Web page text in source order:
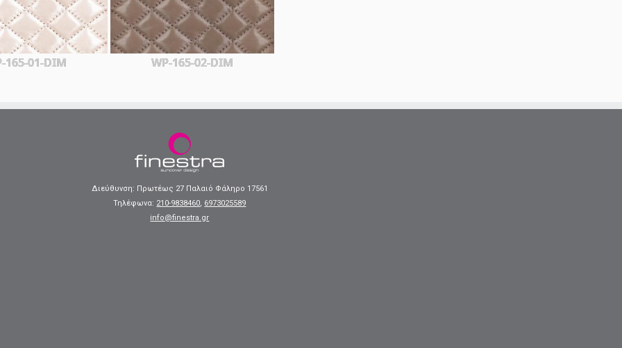
165-01-DIM WP-165-02-DIM
Διεύθυνση: Πρωτέως 27 Παλαιό Φάληρο 17561
Τηλέφωνα: 210-9838460, 6973025589
info@finestra.gr